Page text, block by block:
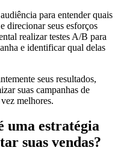
para entender quais
direcionar seus esforços
realizar testes A/B para
e identificar qual delas
seus resultados,
suas campanhas de
melhores.
uma estratégia
suas vendas?